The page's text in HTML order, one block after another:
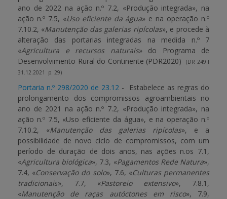
ano de 2022 na ação n.º 7.2, «Produção integrada», na
ação n.º 7.5, «Uso eficiente da água» e na operação n.º
7.10.2, «Manutenção das galerias ripícolas», e procede à
alteração das portarias integradas na medida n.º 7
«Agricultura e recursos naturais» do Programa de
Desenvolvimento Rural do Continente (PDR2020)
(DR 249 I
31.12.2021 p. 29)
Portaria n.º 298/2020 de 23.12 - Estabelece as regras do
prolongamento dos compromissos agroambientais no
ano de 2021 na ação n.º 7.2, «Produção integrada», na
ação n.º 7.5, «Uso eficiente da água», e na operação n.º
7.10.2, «Manutenção das galerias ripícolas», e a
possibilidade de novo ciclo de compromissos, com um
período de duração de dois anos, nas ações n.os 7.1,
«Agricultura biológica», 7.3, «Pagamentos Rede Natura»,
7.4, «Conservação do solo», 7.6, «Culturas permanentes
tradicionais», 7.7, «Pastoreio extensivo», 7.8.1,
«Manutenção de raças autóctones em risco», 7.9,